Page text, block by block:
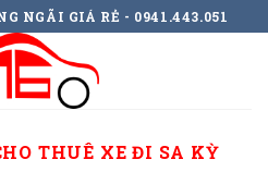
NGÃI GIÁ RẺ - 0941.443.051
THUÊ XE ĐI SA KỲ